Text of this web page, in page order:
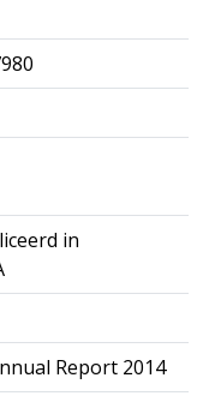
in
Report 2014